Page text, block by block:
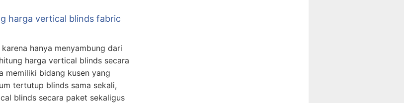
harga vertical blinds fabric
hanya menyambung dari
harga vertical blinds secara
memiliki bidang kusen yang
tertutup blinds sama sekali,
blinds secara paket sekaligus